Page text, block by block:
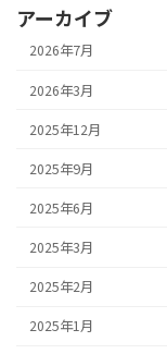
アーカイブ
2026年7月
2026年3月
2025年12月
2025年9月
2025年6月
2025年3月
2025年2月
2025年1月